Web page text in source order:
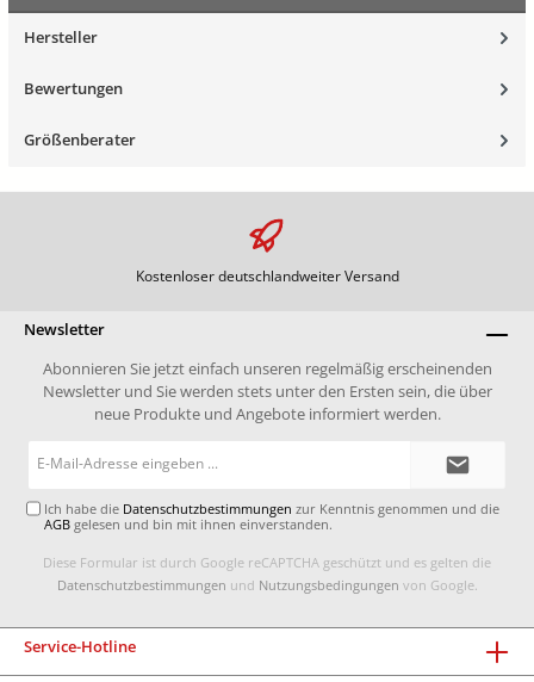
Hersteller
Bewertungen
Größenberater
Kostenloser deutschlandweiter Versand
Newsletter
Abonnieren Sie jetzt einfach unseren regelmäßig erscheinenden
Newsletter und Sie werden stets unter den Ersten sein, die über
neue Produkte und Angebote informiert werden.
Ich habe die Datenschutzbestimmungen zur Kenntnis genommen und die
AGB gelesen und bin mit ihnen einverstanden.
Diese Formular ist durch Google reCAPTCHA geschützt und es gelten die
Datenschutzbestimmungen und Nutzungsbedingungen von Google.
Service-Hotline